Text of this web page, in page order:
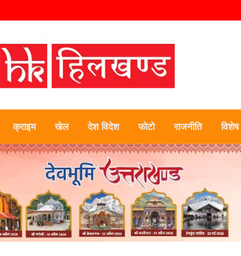
हिलखण्ड
क्राइम खेल देश विदेश फोटो राजनीति विशेष